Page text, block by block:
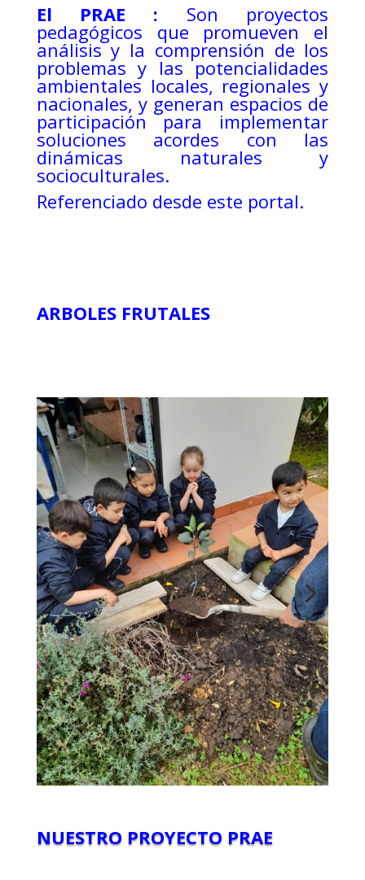
El PRAE : Son proyectos
pedagógicos que promueven el
análisis y la comprensión de los
problemas y las potencialidades
ambientales locales, regionales y
nacionales, y generan espacios de
participación para implementar
soluciones acordes con las
dinámicas naturales y
socioculturales.
Referenciado desde este portal.
ARBOLES FRUTALES
NUESTRO PROYECTO PRAE